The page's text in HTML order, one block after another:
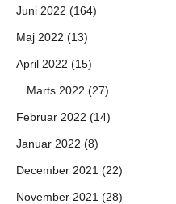
Juni 2022 (164)
Maj 2022 (13)
April 2022 (15)
Marts 2022 (27)
Februar 2022 (14)
Januar 2022 (8)
December 2021 (22)
November 2021 (28)